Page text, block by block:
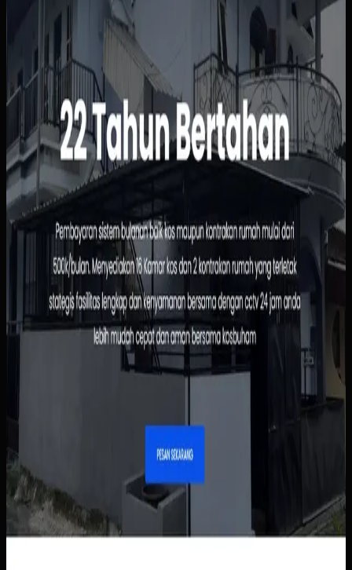
Sebelumnya
Status kamar, pembayaran, dan data penghuni masih
dipantau manual sehingga rawan tertinggal atau salah
catat. Calon penghuni juga harus bertanya satu per satu
hanya untuk mengetahui ketersediaan, harga, atau
fasilitas kamar.
Yang kami bangun
Kami menyusun website dengan informasi kamar yang
jelas, alur pemesanan yang sederhana, dan dasbor
pengelolaan penghuni serta pembayaran. Pemilik bisa
melihat status sewa dengan lebih cepat, sementara calon
penghuni tidak perlu menunggu chat manual untuk
informasi dasar.
Baca studi kasus